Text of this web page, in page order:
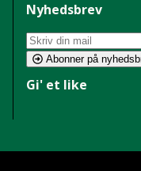
Nyhedsbrev
Abonner på
Gi' et like